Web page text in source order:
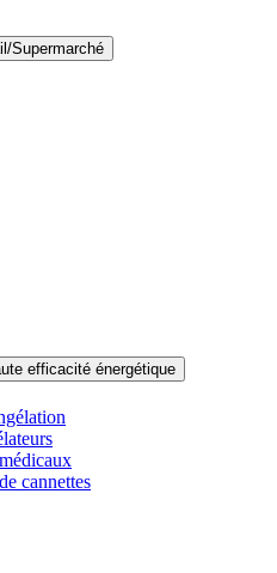
Supermarché
efficacité énergétique
cannettes